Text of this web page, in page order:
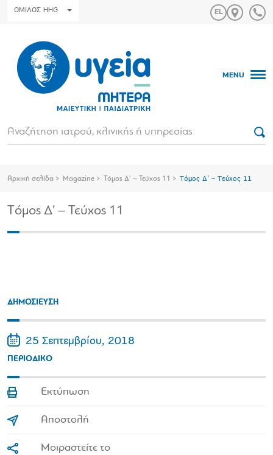
ΟΜΙΛΟΣ HHG
MENU
Αρχική σελίδα Magazine Tόμος Δ’ – Τεύχος 11 Tόμος Δ’ – Τεύχος 11
Tόμος Δ’ – Τεύχος 11
ΔΗΜΟΣΙΕΥΣΗ
25 Σεπτεμβρίου, 2018
ΠΕΡΙΟΔΙΚΟ
Εκτύπωση
Αποστολή
Μοιραστείτε το